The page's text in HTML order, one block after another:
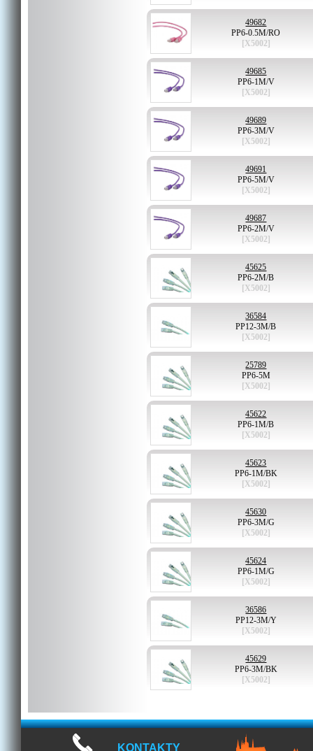
49682
PP6-0.5M/RO
[X5002]
49685
PP6-1M/V
[X5002]
49689
PP6-3M/V
[X5002]
49691
PP6-5M/V
[X5002]
49687
PP6-2M/V
[X5002]
45625
PP6-2M/B
[X5002]
36584
PP12-3M/B
[X5002]
25789
PP6-5M
[X5002]
45622
PP6-1M/B
[X5002]
45623
PP6-1M/BK
[X5002]
45630
PP6-3M/G
[X5002]
45624
PP6-1M/G
[X5002]
36586
PP12-3M/Y
[X5002]
45629
PP6-3M/BK
[X5002]
KONTAKTY